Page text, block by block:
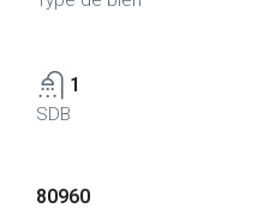
1
SDB
80960